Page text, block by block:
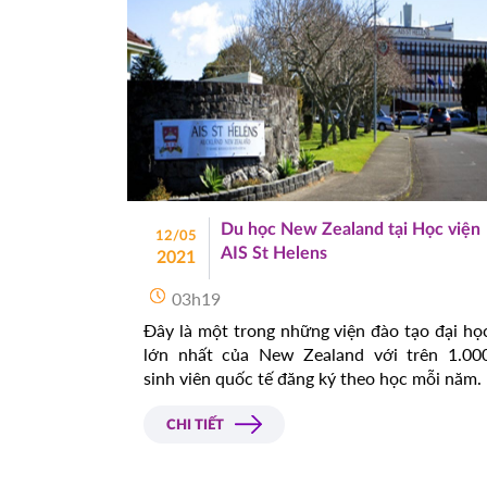
12/05
2021
Du học New Zealand tại Học viện
AIS St Helens
03h19
Đây là một trong những viện đào tạo đại
lớn nhất của New Zealand với trên
sinh viên quốc tế đăng ký theo học mỗi năm.
CHI TIẾT